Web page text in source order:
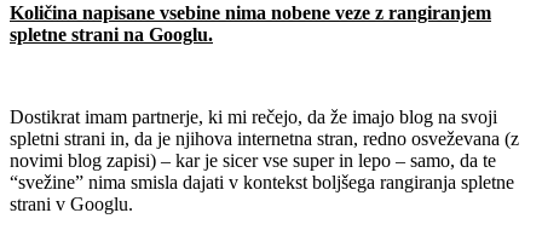
Količina napisane vsebine nima nobene veze z rangiranjem
spletne strani na Googlu.
Dostikrat imam partnerje, ki mi rečejo, da že imajo blog na svoji
spletni strani in, da je njihova internetna stran, redno osveževana (z
novimi blog zapisi) – kar je sicer vse super in lepo – samo, da te
“svežine” nima smisla dajati v kontekst boljšega rangiranja spletne
strani v Googlu.